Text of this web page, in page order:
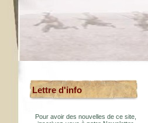
Lettre d'info
Pour avoir des nouvelles de ce site,